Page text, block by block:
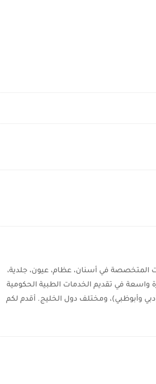
في أسنان، عظام، عيون، جلدية،
واسعة في تقديم الخدمات الطبية الحكومية
(دبي وأبوظبي)، ومختلف دول الخليج. أقدم لكم